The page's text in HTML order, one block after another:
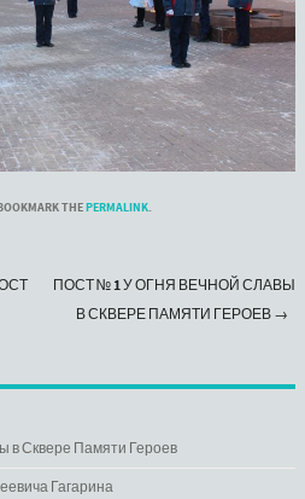
THEPERMALINK.
ПОСТ № 1 У ОГНЯ ВЕЧНОЙ СЛАВЫ
В СКВЕРЕ ПАМЯТИ ГЕРОЕВ→
в Сквере Памяти Героев
Гагарина